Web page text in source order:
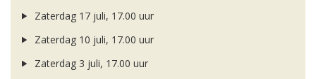
Zaterdag 17 juli, 17.00 uur
Zaterdag 10 juli, 17.00 uur
Zaterdag 3 juli, 17.00 uur